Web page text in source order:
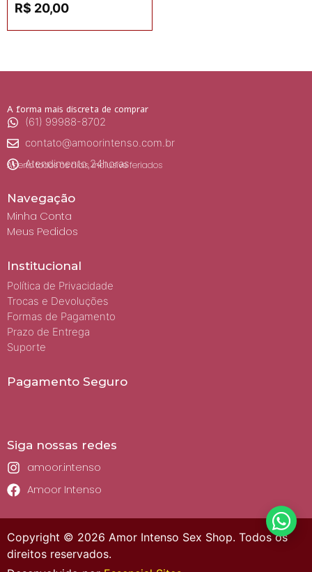
R$ 20,00
A forma mais discreta de comprar
(61) 99988-8702
contato@amoorintenso.com.br
Atendimento 24horas
Aberto todos os dias, inclusive feriados
Navegação
Minha Conta
Meus Pedidos
Institucional
Política de Privacidade
Trocas e Devoluções
Formas de Pagamento
Prazo de Entrega
Suporte
Pagamento Seguro
Siga nossas redes
amoor.intenso
Amoor Intenso
Copyright © 2026 Amor Intenso Sex Shop. Todos os
direitos reservados.